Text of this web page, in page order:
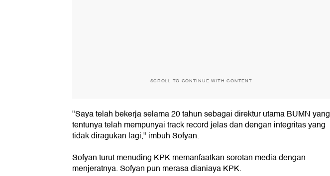
SCROLL TO CONTINUE WITH CONTENT
"Saya telah bekerja selama 20 tahun sebagai direktur utama BUMN yang
tentunya telah mempunyai track record jelas dan dengan integritas yang
tidak diragukan lagi," imbuh Sofyan.
Sofyan turut menuding KPK memanfaatkan sorotan media dengan
menjeratnya. Sofyan pun merasa dianiaya KPK.